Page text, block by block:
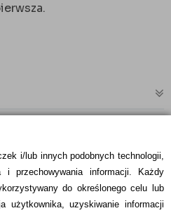
i/lub innych podobnych technologii,
i przechowywania informacji. Każdy
do określonego celu lub
użytkownika, uzyskiwanie informacji